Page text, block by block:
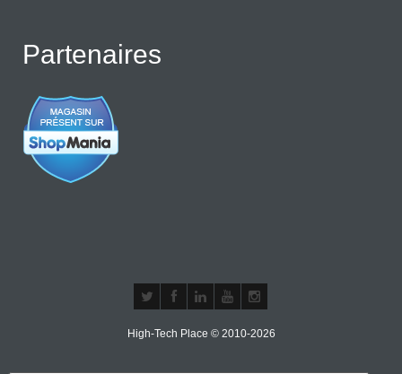
Partenaires
High-Tech Place © 2010-2026